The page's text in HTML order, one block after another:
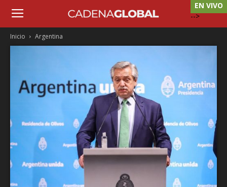
EN VIVO
-->
Inicio Argentina